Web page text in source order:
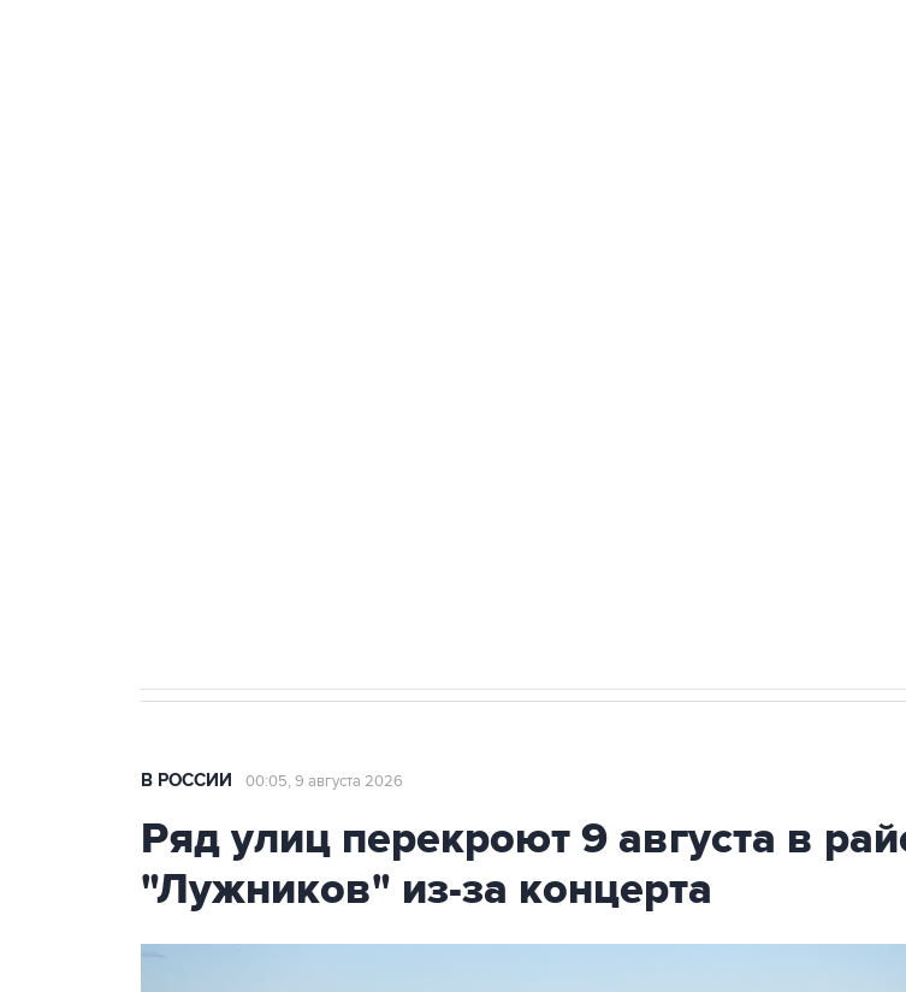
В РОССИИ 00:05, 9 августа 2026
Ряд улиц перекроют 9 августа в
"Лужников" из-за концерта